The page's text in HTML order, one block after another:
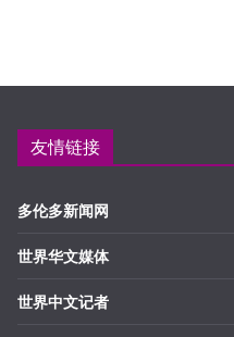
友情链接
多伦多新闻网
世界华文媒体
世界中文记者